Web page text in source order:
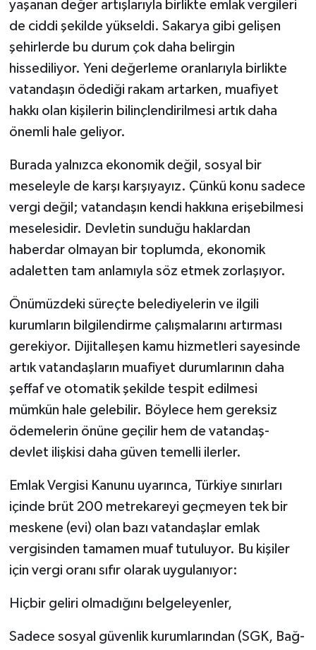
yaşanan değer artışlarıyla birlikte emlak vergileri
de ciddi şekilde yükseldi. Sakarya gibi gelişen
şehirlerde bu durum çok daha belirgin
hissediliyor. Yeni değerleme oranlarıyla birlikte
vatandaşın ödediği rakam artarken, muafiyet
hakkı olan kişilerin bilinçlendirilmesi artık daha
önemli hale geliyor.
Burada yalnızca ekonomik değil, sosyal bir
meseleyle de karşı karşıyayız. Çünkü konu sadece
vergi değil; vatandaşın kendi hakkına erişebilmesi
meselesidir. Devletin sunduğu haklardan
haberdar olmayan bir toplumda, ekonomik
adaletten tam anlamıyla söz etmek zorlaşıyor.
Önümüzdeki süreçte belediyelerin ve ilgili
kurumların bilgilendirme çalışmalarını artırması
gerekiyor. Dijitalleşen kamu hizmetleri sayesinde
artık vatandaşların muafiyet durumlarının daha
şeffaf ve otomatik şekilde tespit edilmesi
mümkün hale gelebilir. Böylece hem gereksiz
ödemelerin önüne geçilir hem de vatandaş-
devlet ilişkisi daha güven temelli ilerler.
Emlak Vergisi Kanunu uyarınca, Türkiye sınırları
içinde brüt 200 metrekareyi geçmeyen tek bir
meskene (evi) olan bazı vatandaşlar emlak
vergisinden tamamen muaf tutuluyor. Bu kişiler
için vergi oranı sıfır olarak uygulanıyor:
Hiçbir geliri olmadığını belgeleyenler,
Sadece sosyal güvenlik kurumlarından (SGK, Bağ-